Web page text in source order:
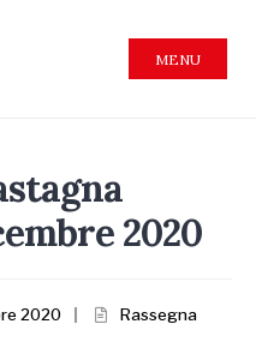
MENU
2020
2020
Rassegna